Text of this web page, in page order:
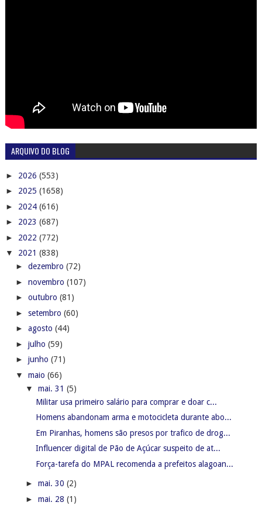
ARQUIVO DO BLOG
► 2026 (553)
► 2025 (1658)
► 2024 (616)
► 2023 (687)
► 2022 (772)
▼ 2021 (838)
► dezembro (72)
► novembro (107)
► outubro (81)
► setembro (60)
► agosto (44)
► julho (59)
► junho (71)
▼ maio (66)
▼ mai. 31 (5)
Militar usa primeiro salário para comprar e doar c...
Homens abandonam arma e motocicleta durante abo...
Em Piranhas, homens são presos por trafico de drog...
Influencer digital de Pão de Açúcar suspeito de at...
Força-tarefa do MPAL recomenda a prefeitos alagoan...
► mai. 30 (2)
► mai. 28 (1)